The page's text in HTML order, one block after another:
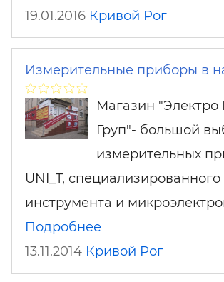
19.01.2016 Кривой Рог
Измерительные приборы в
Магазин "Электро
Груп"- большой
измерительных
UNI_T, специализированного
инструмента и
Подробнее
13.11.2014 Кривой Рог